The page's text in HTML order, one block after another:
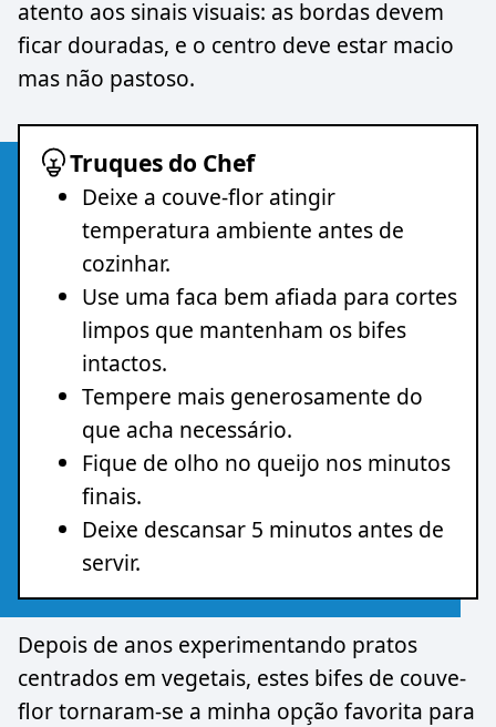
atento aos sinais visuais: as bordas devem
ficar douradas, e o centro deve estar macio
mas não pastoso.
Truques do Chef
Deixe a couve-flor atingir
temperatura ambiente antes de
cozinhar.
Use uma faca bem afiada para cortes
limpos que mantenham os bifes
intactos.
Tempere mais generosamente do
que acha necessário.
Fique de olho no queijo nos minutos
finais.
Deixe descansar 5 minutos antes de
servir.
Depois de anos experimentando pratos
centrados em vegetais, estes bifes de couve-
flor tornaram-se a minha opção favorita para